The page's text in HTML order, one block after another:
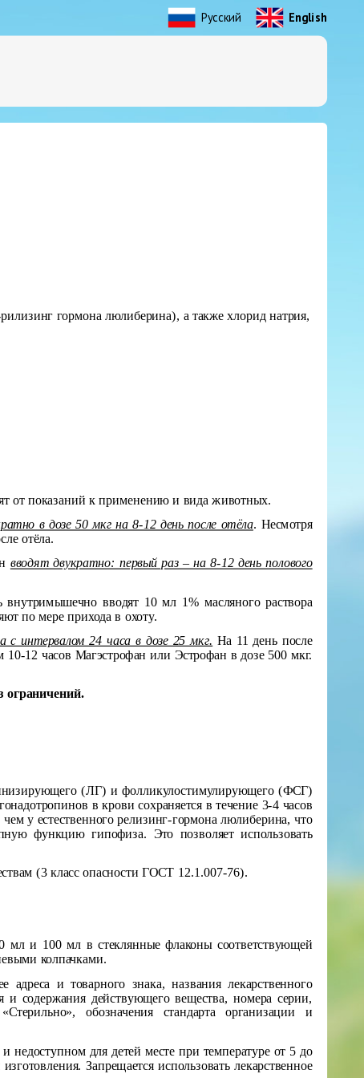
Русский English
гормона люлиберина), а также хлорид натрия,
от показаний к применению и вида животных.
в дозе 50 мкг на 8-12 день после отёла. Несмотря
отёла.
вводят двукратно: первый раз – на 8-12 день полового
вводят 10 мл 1% масляного раствора
по мере прихода в охоту.
с интервалом 24 часа в дозе 25 мкг. На 11 день после
12 часов Магэстрофан или Эстрофан в дозе 500 мкг.
ограничений.
(ЛГ) и фолликулостимулирующего (ФСГ)
в крови сохраняется в течение 3-4 часов
у естественного релизинг-гормона люлиберина, что
функцию гипофиза. Это позволяет использовать
(3 класс опасности ГОСТ 12.1.007-76).
мл и 100 мл в стеклянные флаконы соответствующей
колпачками.
и товарного знака, названия лекарственного
и содержания действующего вещества, номера серии,
обозначения стандарта организации и
для детей месте при температуре от 5 до
Запрещается использовать лекарственное